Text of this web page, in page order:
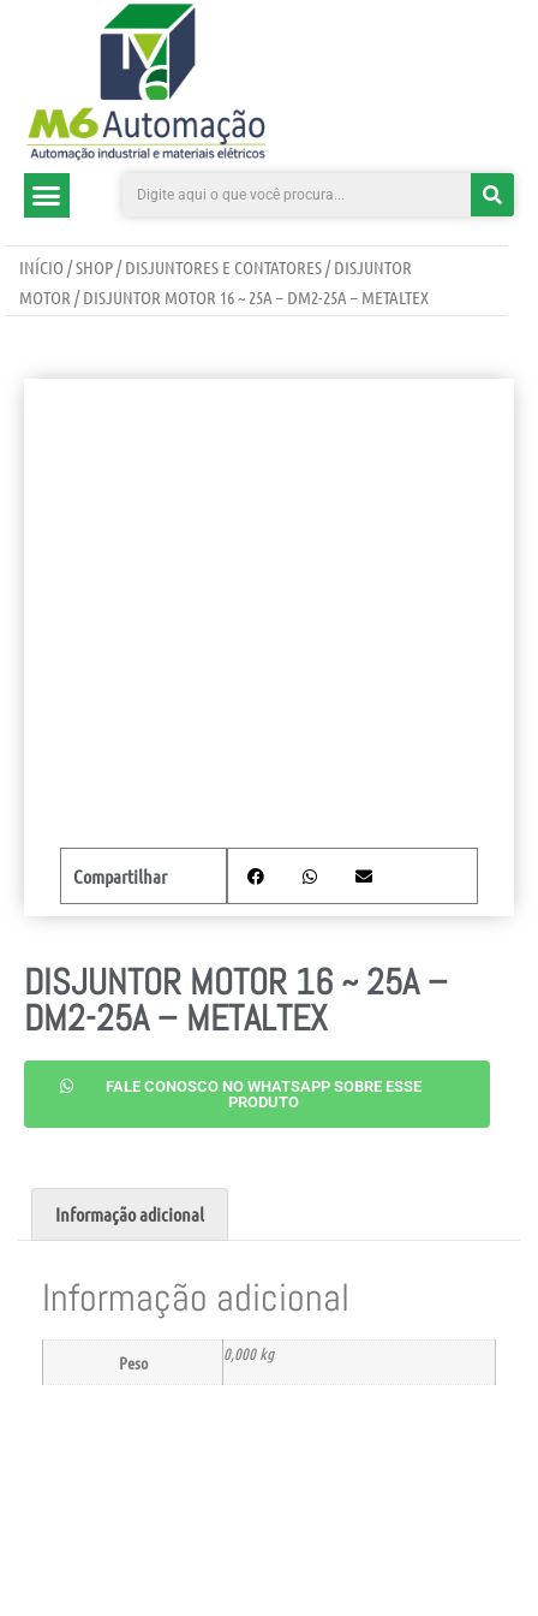
INÍCIO/SHOP/DISJUNTORES E CONTATORES/DISJUNTOR
MOTOR / DISJUNTOR MOTOR 16 ~ 25A – DM2-25A – METALTEX
DISJUNTOR MOTOR 16 ~ 25A –
DM2-25A – METALTEX
FALE CONOSCO NO WHATSAPP SOBRE ESSE
PRODUTO
Compartilhar
Informação adicional
Informação adicional
Peso 0,000 kg